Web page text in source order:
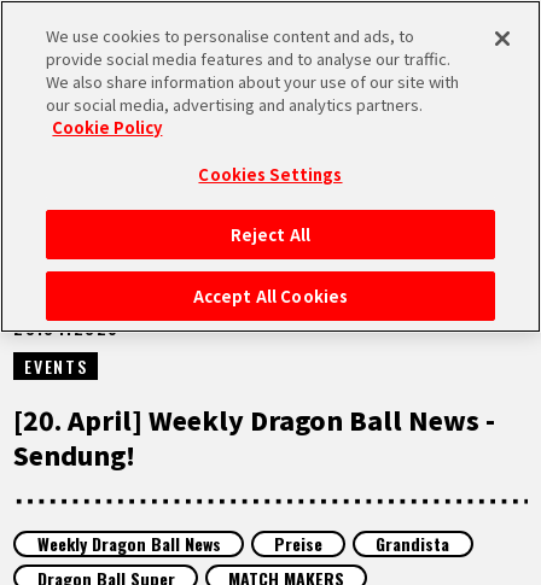
MEN
STARTSEITE
NEUES
HIGHLIGHTS
VIDEOS
SPECIALS
VIDEOS
20.04.2026
EVENTS
[20. April] Weekly Dragon Ball News -
Sendung!
Weekly Dragon Ball News Preise
Grandista
Dragon Ball Super
MATCH MAKERS
We use cookies to personalise content and ads, to
provide social media features and to analyse our traffic.
We also share information about your use of our site with
our social media, advertising and analytics partners.
Cookie Policy
Cookies Settings
Reject All
Accept All Cookies